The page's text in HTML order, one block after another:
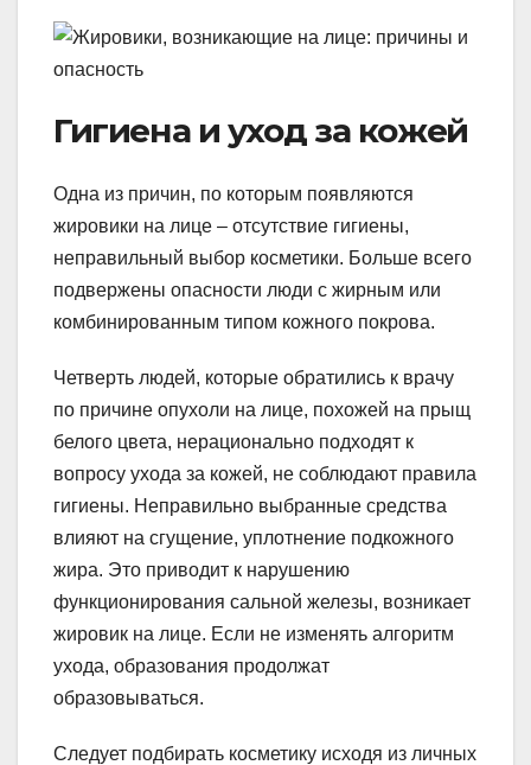
Гигиена и уход за кожей
Одна из причин, по которым появляются
жировики на лице – отсутствие гигиены,
неправильный выбор косметики. Больше всего
подвержены опасности люди с жирным или
комбинированным типом кожного покрова.
Четверть людей, которые обратились к врачу
по причине опухоли на лице, похожей на прыщ
белого цвета, нерационально подходят к
вопросу ухода за кожей, не соблюдают правила
гигиены. Неправильно выбранные средства
влияют на сгущение, уплотнение подкожного
жира. Это приводит к нарушению
функционирования сальной железы, возникает
жировик на лице. Если не изменять алгоритм
ухода, образования продолжат
образовываться.
Следует подбирать косметику исходя из личных